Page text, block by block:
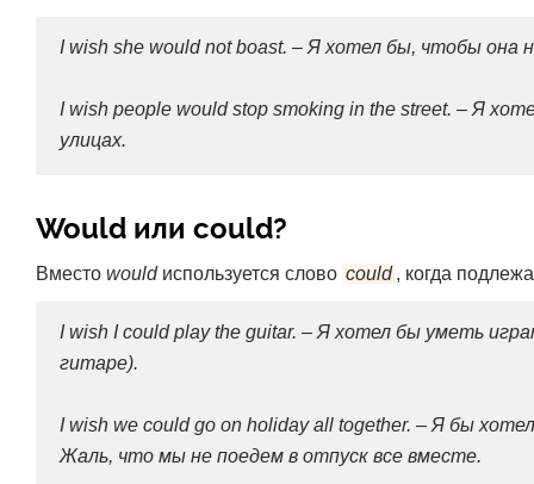
I wish she would not boast. – Я хотел бы, чтобы она
I wish people would stop smoking in the street. – Я
улицах.
Would или could?
Вместо wouldиспользуется слово could , когда
I wish I could play the guitar. – Я хотел бы уметь
гитаре).
I wish we сould go on holiday all together. – Я бы
Жаль, что мы не поедем в отпуск все вместе.